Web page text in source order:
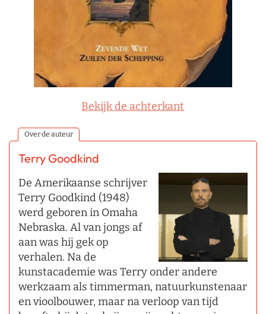
Bekijk de achterkant
Over de auteur
Terry Goodkind
De Amerikaanse schrijver
Terry Goodkind (1948)
werd geboren in Omaha
Nebraska. Al van jongs af
aan was hij gek op
verhalen. Na de
kunstacademie was Terry onder andere
werkzaam als timmerman, natuurkunstenaar
en vioolbouwer, maar na verloop van tijd